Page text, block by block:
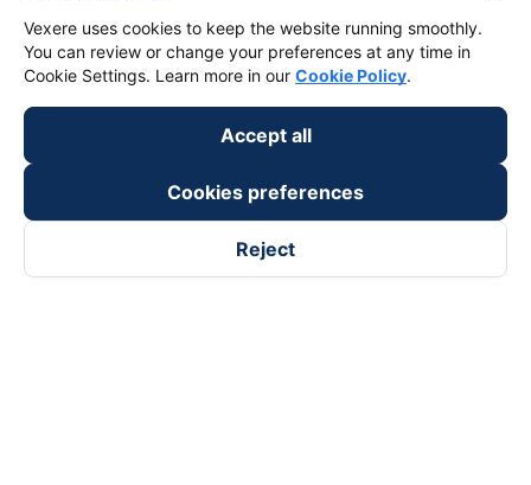
Support
keyboard_arrow_down
Become a Partner
Payment partners
Vexere uses cookies to keep the website running smoothly.
You can review or change your preferences at any time in
Cookie Settings. Learn more in our Cookie Policy.
Accept all
Cookies preferences
Reject